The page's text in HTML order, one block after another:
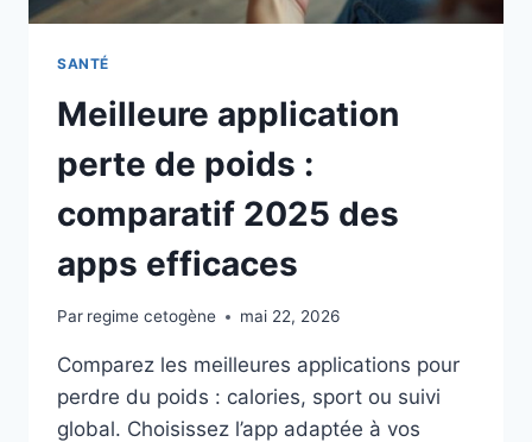
SANTÉ
Meilleure application
perte de poids :
comparatif 2025 des
apps efficaces
Par regime cetogène mai 22, 2026
Comparez les meilleures applications pour
perdre du poids : calories, sport ou suivi
global. Choisissez l’app adaptée à vos